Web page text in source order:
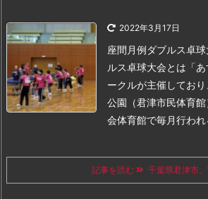
2022年3月17日
座間月例ダブルス卓
ルス卓球大会とは「
ークルが主催してお
公園（君津市民体育
会体育館で毎月行われ
記事を読む 千葉県君津市